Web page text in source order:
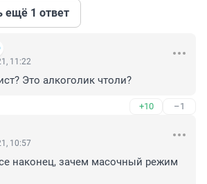
ещё 1 ответ
11:22
Это алкоголик чтоли?
+10 –1
10:57
наконец, зачем масочный режим